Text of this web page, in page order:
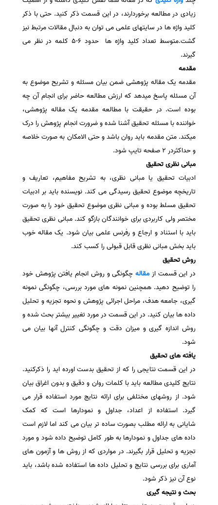
زیادی در مطالعه برخوردارند، در این قسمت ذکر کنید. حتی با ذکر
کلید واژه ها در سایتهای علمی می توان به دنبال مقالات مرتبط نیز
گشت.متوسط تعداد کلید واژه ها حدود 6-5 کلمه در نظر می
گیرند.
مقدمه
مقدمه یک مقاله پژوهشی ضمن بیان مسئله و تشریح موضوع به
آن مسئله پاسخ میدهد که ارزش مطالعه حاضر برای انجام آن چه
بوده است. در حقیقت با مطالعه مقدمه یک مقاله پژوهشی،
خواننده با مسئله تحقیق آشنا شده و ضرورت انجام پژوهش را درک
میکند. متن مقدمه باید روان باشد و حتی الامکان به صورت خلاصه
و حداکثردر 2 صفحه تایپ شود.
مبانی نظری تحقیق
ادبیات تحقیق یا مبانی نظری، به تشریح مفاهیم، تعاریف و
تاریخچه موضوع تحقیق رسیدگی می کند. نویسنده باید بر ادبیات
تحقیق مسلط بوده و مبانی نظری موضوع تحقیق خود را به صورت
مختصر ولی کاربردی برای خوانندگان بازگو کند. مبانی نظری تحقیق
باید با استناد و ارجاع و رفرنس علمی بیان شود. یک مقاله خوب
باید بخش مبانی نظری قابل قبولی را کسب کند.
روش تحقیق
در این قسمت از مقالهچگونگی و روش انجام یافتن پژوهش خود
را توضیح دهید. همچنین نمونه های مورد بررسی، چگونگی نمونه
گیری، جامعه هدف، مراحل اجرائی پژوهش و نحوه تجزیه و تحلیل
داده ها بیان کنید. در این قسمت در مورد تغییر بیشتر بحث شده و
روش اندازه گیری و میزان دقت و چگونگی کنترل آنها بیان می
شود.
یافته های تحقیق
در این قسمت نتایجی را که از تحقیق بدست اورده اید را ذکرکنید.
نتایج کلیدی مطالعه باید با کلمات روان و دقیق و بدون اغراق بیان
شود. از روشهای مختلفی برای ارائه نتایج مورد استفاده قرار می
گیرد. استفاده از اعداد، جداول و نمودارها است که کمک
شایانی به ارائه مطلب بصورت ساده تر بیان می کند اما لازم است
داده های جداول و نمودارها به طور کامل توضیح داده شود و مورد
تجزیه و تحلیل قرار بگیرند. در مواردی که از روش ها و آزمون های
آماری برای بررسی نتایج و تحلیل داده ها استفاده شده باشد، باید
نوع آن نیز ذکر شود.
بحث و نتیجه گیری